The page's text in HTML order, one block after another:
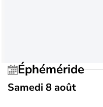
Éphéméride
Samedi 8 août